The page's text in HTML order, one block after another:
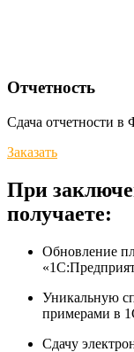
Отчетность
Сдача отчетности
Заказать
При
получаете:
Обновление
Уникальную
примерами в
Сдачу